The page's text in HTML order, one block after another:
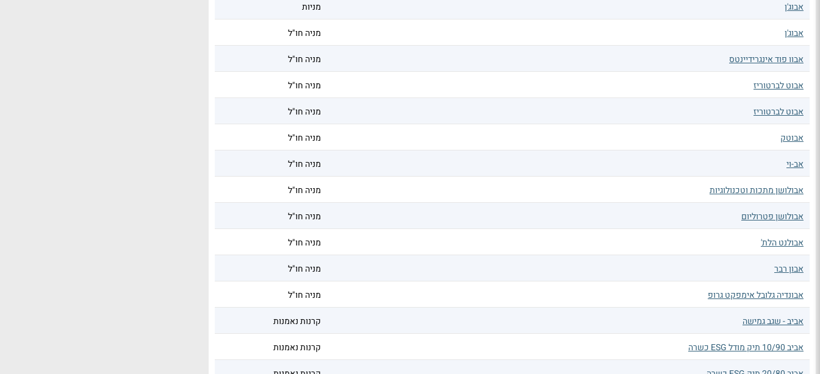
אבוג'ן מניות
אבוג'ן מניה חו"ל
אבוו פוד אינגרידיינטס מניה חו"ל
אבוט לברטוריז מניה חו"ל
אבוט לברטוריז מניה חו"ל
אבוטק מניה חו"ל
אב-וי מניה חו"ל
אבולושן מתכות וטכנולוגיות מניה חו"ל
אבולושן פטרוליום מניה חו"ל
אבולנט הלת' מניה חו"ל
אבון רבר מניה חו"ל
אבונדיה גלובל אימפקט גרופ מניה חו"ל
אביב - שגב גמישה קרנות נאמנות
אביב 10/90 תיק מודל ESG כשרה קרנות נאמנות